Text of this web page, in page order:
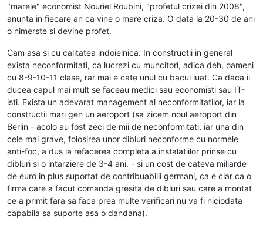
"marele" economist Nouriel Roubini, "profetul crizei din 2008",
anunta in fiecare an ca vine o mare criza. O data la 20-30 de ani
o nimerste si devine profet.
Cam asa si cu calitatea indoielnica. In constructii in general
exista neconformitati, ca lucrezi cu muncitori, adica deh, oameni
cu 8-9-10-11 clase, rar mai e cate unul cu bacul luat. Ca daca ii
ducea capul mai mult se faceau medici sau economisti sau IT-
isti. Exista un adevarat management al neconformitatilor, iar la
constructii mari gen un aeroport (sa zicem noul aeroport din
Berlin - acolo au fost zeci de mii de neconformitati, iar una din
cele mai grave, folosirea unor dibluri neconforme cu normele
anti-foc, a dus la refacerea completa a instalatiilor prinse cu
dibluri si o intarziere de 3-4 ani. - si un cost de cateva miliarde
de euro in plus suportat de contribuabilii germani, ca e clar ca o
firma care a facut comanda gresita de dibluri sau care a montat
ce a primit fara sa faca prea multe verificari nu va fi niciodata
capabila sa suporte asa o dandana).